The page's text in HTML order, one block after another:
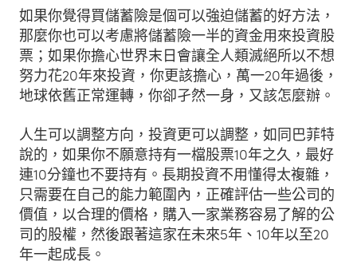
如果你覺得買儲蓄險是個可以強迫儲蓄的好方法，
那麼你也可以考慮將儲蓄險一半的資金用來投資股
票；如果你擔心世界末日會讓全人類滅絕所以不想
努力花20年來投資，你更該擔心，萬一20年過後，
地球依舊正常運轉，你卻孑然一身，又該怎麼辦。
人生可以調整方向，投資更可以調整，如同巴菲特
說的，如果你不願意持有一檔股票10年之久，最好
連10分鐘也不要持有。長期投資不用懂得太複雜，
只需要在自己的能力範圍內，正確評估一些公司的
價值，以合理的價格，購入一家業務容易了解的公
司的股權，然後跟著這家在未來5年、10年以至20
年一起成長。